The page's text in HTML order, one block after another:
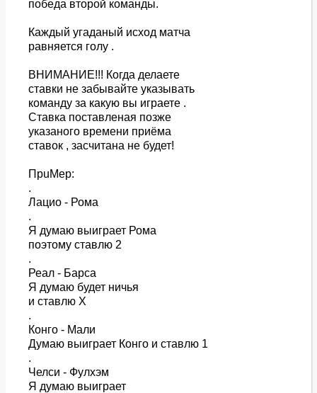
победа второй команды.
Каждый угаданый исход матча
равняется голу .
ВНИМАНИЕ!!! Когда делаете
ставки не забывайте указывать
команду за какую вы играете .
Ставка поставленая позже
указаного времени приёма
ставок , засчитана не будет!
ПpuMep:
.
Лацио - Рома
.
Я думаю выиграет Рома
поэтому ставлю 2
.
Реал - Барса
Я думаю будет ничья
и ставлю Х
.
Конго - Мали
Думаю выиграет Конго и ставлю 1
.
Челси - Фулхэм
Я думаю выиграет